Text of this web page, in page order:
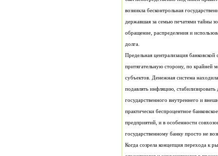
долга.
государственному банку просто не
Когда созрела концепция перехода к